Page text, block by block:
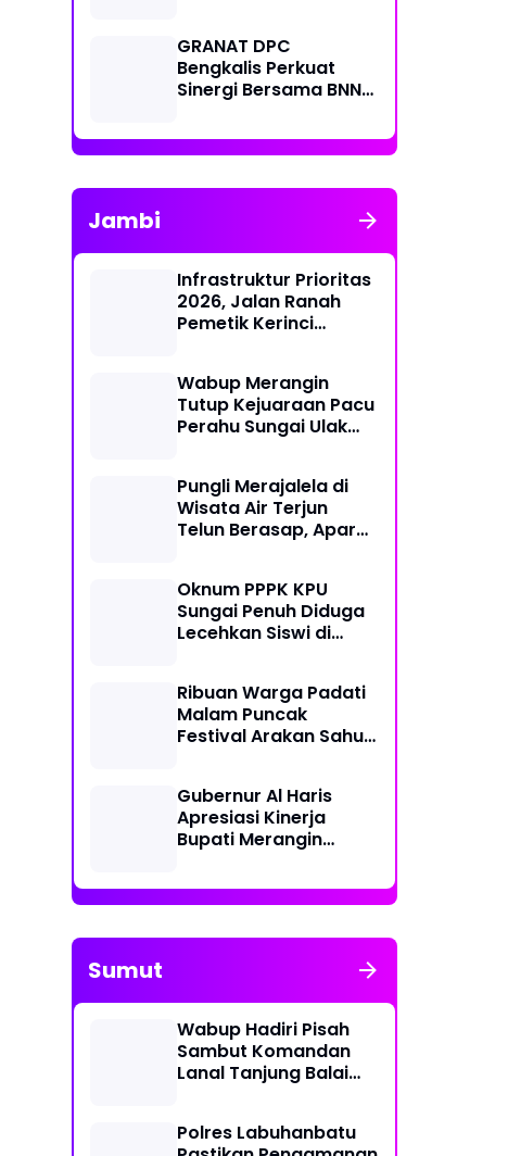
Perang Melawan
Narkotika
GRANAT DPC
Bengkalis Perkuat
Sinergi Bersama BNN
Pencegahan
Narkotika
Jambi
Infrastruktur Prioritas
2026, Jalan Ranah
Pemetik Kerinci
Wabup Merangin
Tutup Kejuaraan Pacu
Perahu Sungai Ulak
Pungli Merajalela di
Wisata Air Terjun
Telun Berasap, Aparat
Oknum PPPK KPU
Sungai Penuh Diduga
Lecehkan Siswi di
Ribuan Warga Padati
Malam Puncak
Festival Arakan Sahur
Gubernur Al Haris
Apresiasi Kinerja
Bupati Merangin
Ramadan
Sumut
Wabup Hadiri Pisah
Sambut Komandan
Lanal Tanjung Balai
Polres Labuhanbatu